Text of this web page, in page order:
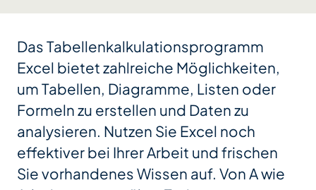
Das Tabellenkalkulationsprogramm
Excel bietet zahlreiche Möglichkeiten,
um Tabellen, Diagramme, Listen oder
Formeln zu erstellen und Daten zu
analysieren. Nutzen Sie Excel noch
effektiver bei Ihrer Arbeit und frischen
Sie vorhandenes Wissen auf. Von A wie